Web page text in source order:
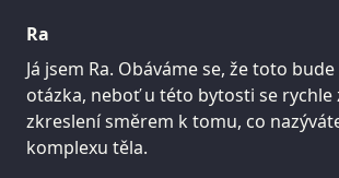
Ra
Já jsem Ra. Obáváme se, že toto
otázka, neboť u této bytosti se rychle
zkreslení směrem k tomu, co
komplexu těla.